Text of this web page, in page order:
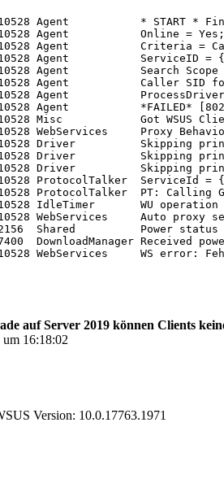
Agent           * START *
10528 Agent           Online =
10528 Agent
Agent           ServiceID =
Agent           Search
Agent           Caller SID
Agent
Agent           *FAILED*
Misc            Got
10528 WebServices     Proxy
10528 Driver          Skipping
10528 Driver          Skipping
10528 Driver          Skipping
ProtocolTalker  ServiceId =
ProtocolTalker  PT: Calling
10528 IdleTimer       WU
10528 WebServices     Auto
Shared          Power status
DownloadManager Received
WebServices     WS
auf Server 2019 können Clients
um 16:18:02
Version: 10.0.17763.1971